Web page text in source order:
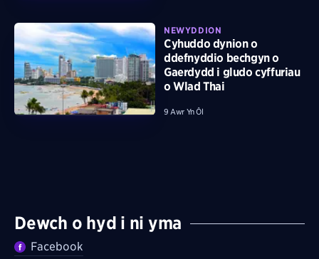
NEWYDDION
Cyhuddo dynion o
ddefnyddio bechgyn o
Gaerdydd i gludo cyffuriau
o Wlad Thai
9 Awr Yn Ôl
Dewch o hyd i ni yma
Facebook